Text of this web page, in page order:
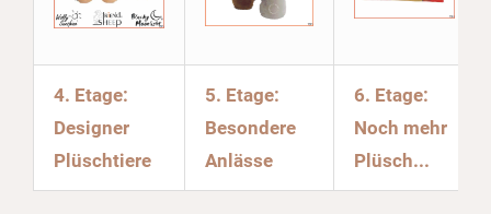
4. Etage:
Designer
Plüschtiere
5. Etage:
Besondere
Anlässe
6. Etage:
Noch mehr
Plüsch...